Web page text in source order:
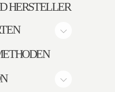
HERSTELLER